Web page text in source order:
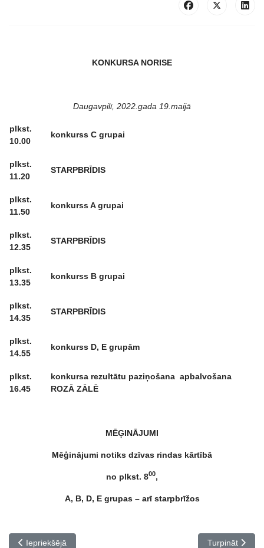
KONKURSA NORISE
Daugavpilī, 2022.gada 19.maijā
plkst.
10.00
konkurss C grupai
plkst.
11.20
STARPBRĪDIS
plkst.
11.50
konkurss A grupai
plkst.
12.35
STARPBRĪDIS
plkst.
13.35
konkurss B grupai
plkst.
14.35
STARPBRĪDIS
plkst.
14.55
konkurss D, E grupām
plkst.
16.45
konkursa rezultātu paziņošana apbalvošana
ROZĀ ZĀLĒ
MĒĢINĀJUMI
Mēģinājumi notiks dzīvas rindas kārtībā
no plkst. 800,
A, B, D, E grupas – arī starpbrīžos
Iepriekšējais raksts: Koncerts Vienu soli pirms
Iepriekšējā Nākamais
Turpināt